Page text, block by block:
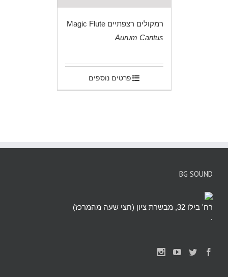
רמקולים רצפתיים Magic Flute
Aurum Cantus
פרטים נוספים
BG SOUND
רח' בילו 32, מבשרת ציון (חצי שעה מהמרכז)
.